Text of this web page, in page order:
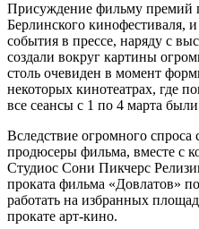
Присуждение фильму премий
Берлинского кинофестиваля,
события в прессе, наряду с
создали вокруг картины
столь очевиден в момент
некоторых кинотеатрах, где
все сеансы с 1 по 4 марта
Вследствие огромного спроса
продюсеры фильма, вместе с
Студиос Сони Пикчерс
проката фильма «Довлатов»
работать на избранных
прокате арт-кино.